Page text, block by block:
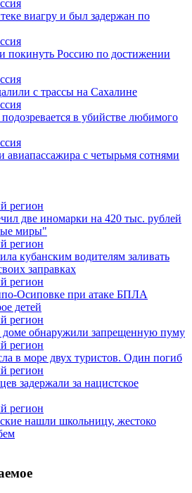
виагру и был задержан по
покинуть Россию по достижении
с трассы на Сахалине
в убийстве любимого
авиапассажира с четырьмя сотнями
две иномарки на 420 тыс. рублей
миры"
кубанским водителям заливать
заправках
Осиповке при атаке БПЛА
детей
доме обнаружили запрещенную пуму
в море двух туристов. Один погиб
задержали за нацистское
нашли школьницу, жестоко